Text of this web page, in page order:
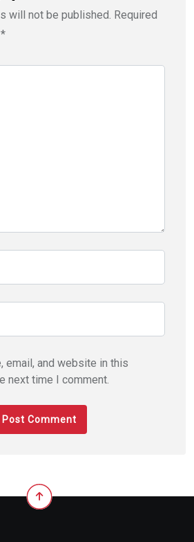
will not be published. Required
*
email, and website in this
next time I comment.